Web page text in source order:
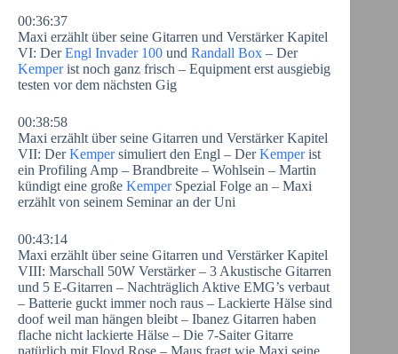
00:36:37
Maxi erzählt über seine Gitarren und Verstärker Kapitel
VI: DerEngl Invader 100 und Randall Box – Der
Kemperist noch ganz frisch – Equipment erst ausgiebig
testen vor dem nächsten Gig
00:38:58
Maxi erzählt über seine Gitarren und Verstärker Kapitel
VII: DerKempersimuliert den Engl – DerKemperist
ein Profiling Amp – Brandbreite – Wohlsein – Martin
kündigt eine große KemperSpezial Folge an – Maxi
erzählt von seinem Seminar an der Uni
00:43:14
Maxi erzählt über seine Gitarren und Verstärker Kapitel
VIII: Marschall 50W Verstärker – 3 Akustische Gitarren
und 5 E-Gitarren – Nachträglich Aktive EMG’s verbaut
– Batterie guckt immer noch raus – Lackierte Hälse sind
doof weil man hängen bleibt – Ibanez Gitarren haben
flache nicht lackierte Hälse – Die 7-Saiter Gitarre
natürlich mit Floyd Rose – Maus fragt wie Maxi seine